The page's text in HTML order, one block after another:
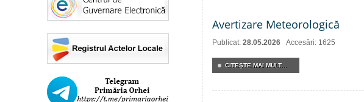
Avertizare Meteorologică
Publicat: 28.05.2026 Accesări: 1625
CITEŞTE MAI MULT...